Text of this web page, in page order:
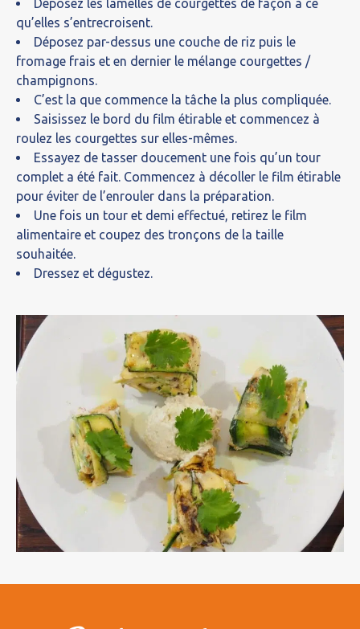
Déposez les lamelles de courgettes de façon à ce
qu’elles s’entrecroisent.
Déposez par-dessus une couche de riz puis le
fromage frais et en dernier le mélange courgettes /
champignons.
C’est la que commence la tâche la plus compliquée.
Saisissez le bord du film étirable et commencez à
roulez les courgettes sur elles-mêmes.
Essayez de tasser doucement une fois qu’un tour
complet a été fait. Commencez à décoller le film étirable
pour éviter de l’enrouler dans la préparation.
Une fois un tour et demi effectué, retirez le film
alimentaire et coupez des tronçons de la taille
souhaitée.
Dressez et dégustez.